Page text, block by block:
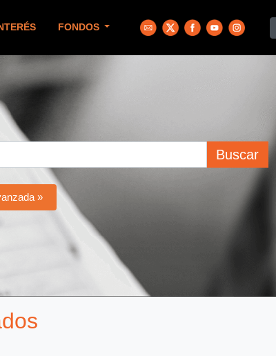
FONDOS
Buscar
»